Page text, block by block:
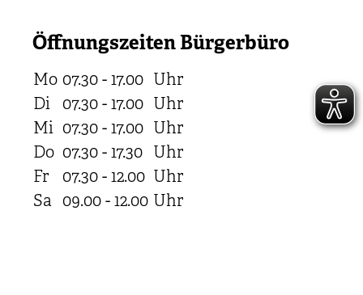
Öffnungszeiten Bürgerbüro
Mo 07.30 - 17.00 Uhr
Di
07.30 - 17.00 Uhr
Mi 07.30 - 17.00 Uhr
Do 07.30 - 17.30 Uhr
Fr
07.30 - 12.00 Uhr
Sa 09.00 - 12.00 Uhr